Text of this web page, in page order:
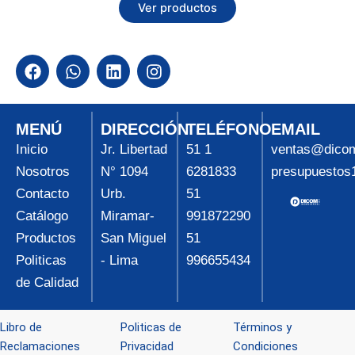
Ver productos
F
a
b
o
k
W
h
L
i
e
d
i
n
I
n
a
g
MENÚ
Inicio
Nosotros
Contacto
Catálogo
Productos
Politicas
de Calidad
DIRECCIÓN
Jr. Libertad
N° 1094
Urb.
Miramar-
San Miguel
- Lima
TELÉFONO
51 1
6281833
51
991872290
51
996655434
EMAIL
Libro de
Reclamaciones
Politicas de
Privacidad
Términos y
Condiciones